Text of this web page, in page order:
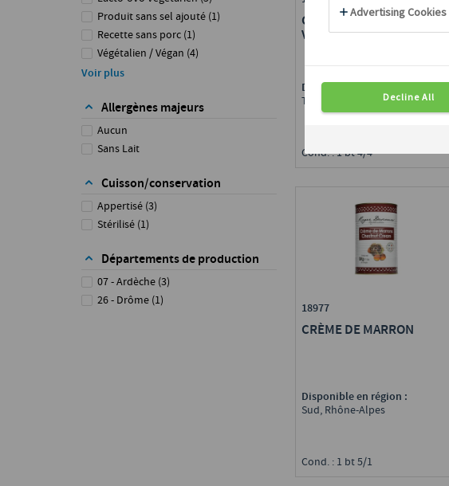
Produit sans sel ajouté (1)
Recette sans porc (1)
Végétalien / Végan (4)
Végétarien
Voir plus
Allergènes majeurs
Aucun
Sans Lait
Cuisson/conservation
Appertisé (3)
Stérilisé (1)
Départements de production
07 - Ardèche (3)
26 - Drôme (1)
CRÈME DE MARRON
VANILLÉE
Disponible en région :
Toute France
Cond. : 1 bt 4/4
18977
CRÈME DE MARRON
Disponible en région :
Sud, Rhône-Alpes
Cond. : 1 bt 5/1